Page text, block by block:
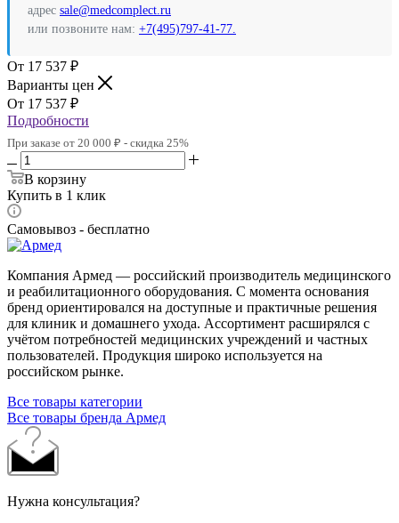
адрес sale@medcomplect.ru
или позвоните нам: +7(495)797-41-77.
17 537 ₽
Варианты цен
17 537 ₽
Подробности
При заказе от 20 000 ₽ - скидка 25%
В корзину
Купить в 1 клик
Самовывоз - бесплатно
Компания Армед — российский производитель медицинского
и реабилитационного оборудования. С момента основания
бренд ориентировался на доступные и практичные решения
для клиник и домашнего ухода. Ассортимент расширялся с
учётом потребностей медицинских учреждений и частных
пользователей. Продукция широко используется на
российском рынке.
Все товары категории
Все товары бренда Армед
Нужна консультация?